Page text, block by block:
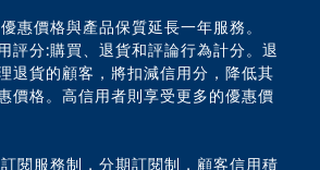
惠價格與產品保質延長一年服務。
評分:購買、退貨和評論行為計分。退
退貨的顧客，將扣減信用分，降低其
價格。高信用者則享受更多的優惠價
閱服務制，分期訂閱制，顧客信用積